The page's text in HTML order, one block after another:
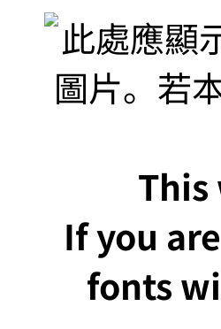
This
If you
fonts